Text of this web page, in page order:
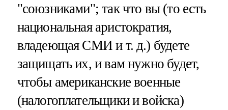
"союзниками"; так что вы (то есть
национальная аристократия,
владеющая СМИ и т. д.) будете
защищать их, и вам нужно будет,
чтобы американские военные
(налогоплательщики и войска)